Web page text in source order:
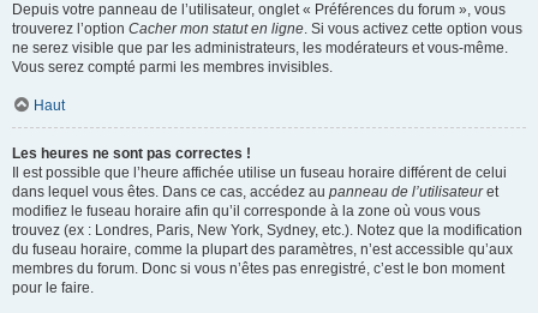
Depuis votre panneau de l’utilisateur, onglet « Préférences du forum », vous
trouverez l’option Cacher mon statut en ligne. Si vous activez cette option vous
ne serez visible que par les administrateurs, les modérateurs et vous-même.
Vous serez compté parmi les membres invisibles.
Haut
Les heures ne sont pas correctes !
Il est possible que l’heure affichée utilise un fuseau horaire différent de celui
dans lequel vous êtes. Dans ce cas, accédez au panneau de l’utilisateuret
modifiez le fuseau horaire afin qu’il corresponde à la zone où vous vous
trouvez (ex : Londres, Paris, New York, Sydney, etc.). Notez que la modification
du fuseau horaire, comme la plupart des paramètres, n’est accessible qu’aux
membres du forum. Donc si vous n’êtes pas enregistré, c’est le bon moment
pour le faire.